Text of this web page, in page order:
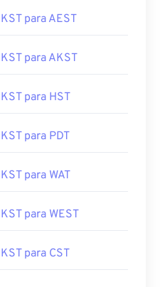
KST para AEST
KST para AKST
KST para HST
KST para PDT
KST para WAT
KST para WEST
KST para CST